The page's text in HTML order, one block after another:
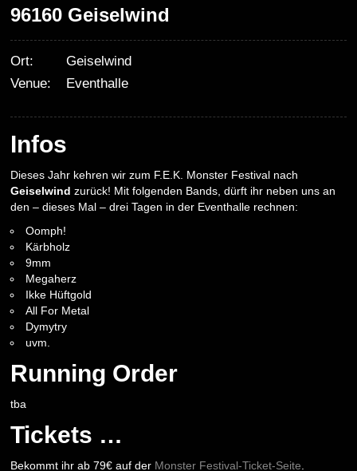
96160 Geiselwind
Ort:
Geiselwind
Venue:
Eventhalle
Infos
Dieses Jahr kehren wir zum F.E.K. Monster Festival nach
Geiselwind zurück! Mit folgenden Bands, dürft ihr neben uns an
den – dieses Mal – drei Tagen in der Eventhalle rechnen:
Oomph!
Kärbholz
9mm
Megaherz
Ikke Hüftgold
All For Metal
Dymytry
uvm.
Running Order
tba
Tickets …
Bekommt ihr ab 79€ auf der Monster Festival-Ticket-Seite.